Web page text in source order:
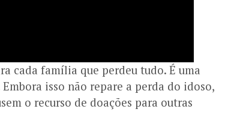
cada família que perdeu tudo. É uma
isso não repare a perda do idoso,
o recurso de doações para outras